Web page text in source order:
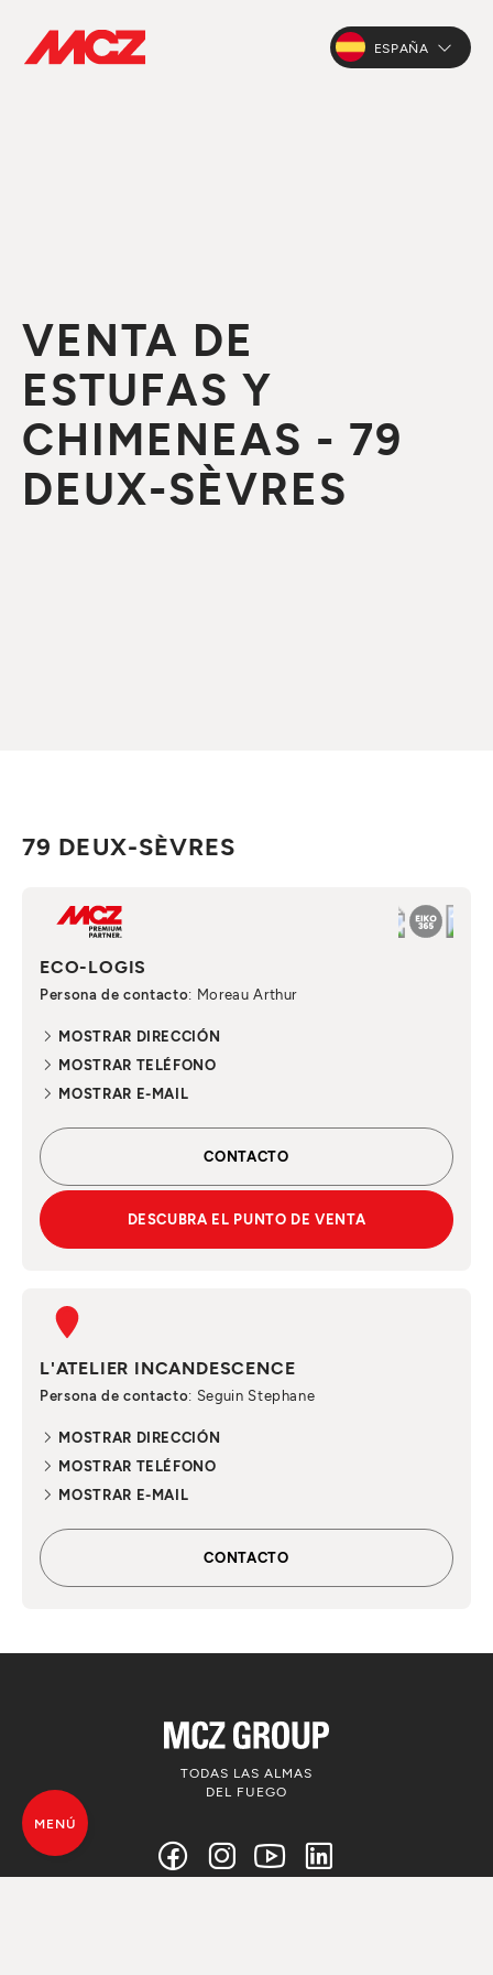
ESPAÑA
VENTA DE
ESTUFAS Y
CHIMENEAS - 79
DEUX-SÈVRES
79 DEUX-SÈVRES
ECO-LOGIS
Persona de contacto: Moreau Arthur
MOSTRAR DIRECCIÓN
MOSTRAR TELÉFONO
MOSTRAR E-MAIL
CONTACTO
DESCUBRA EL PUNTO DE VENTA
L'ATELIER INCANDESCENCE
Persona de contacto: Seguin Stephane
MOSTRAR DIRECCIÓN
MOSTRAR TELÉFONO
MOSTRAR E-MAIL
CONTACTO
TODAS LAS ALMAS
DEL FUEGO
MENÚ